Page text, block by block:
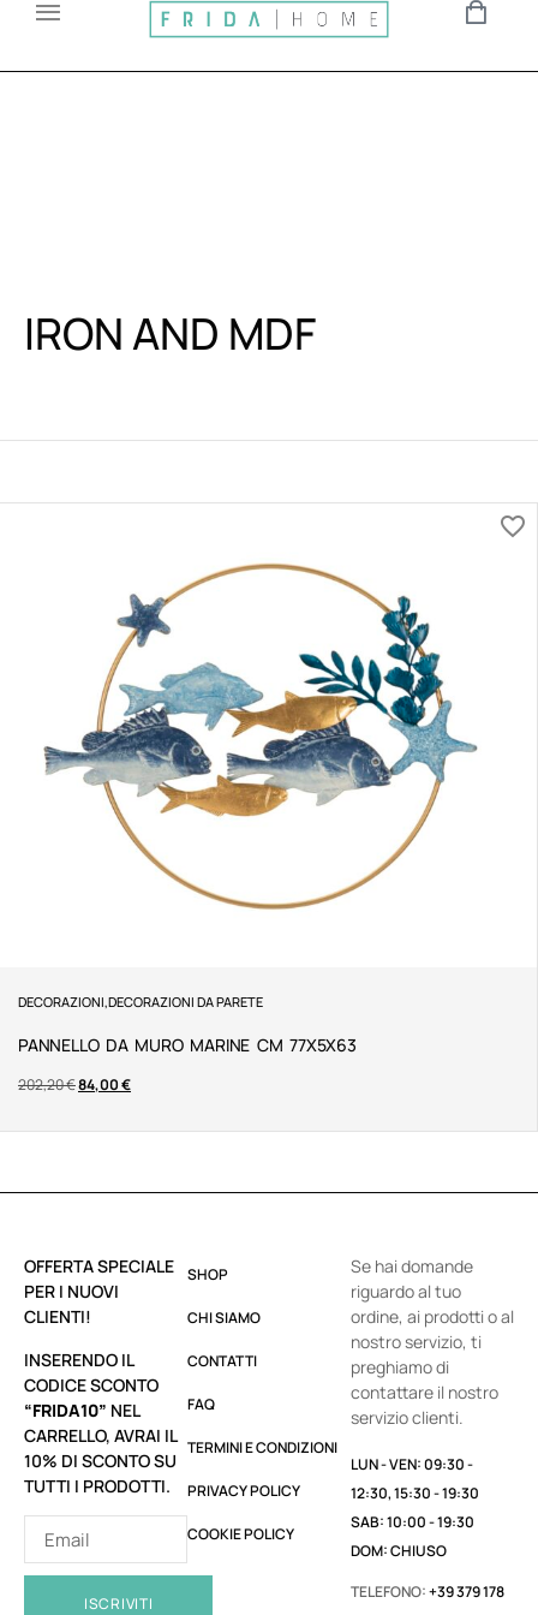
IRON AND MDF
DECORAZIONI,DECORAZIONI DA PARETE
PANNELLO DA MURO MARINE CM 77X5X63
202,20€84,00€
OFFERTA SPECIALE
PER I NUOVI
CLIENTI!
INSERENDO IL
CODICE SCONTO
“FRIDA10” NEL
CARRELLO, AVRAI IL
10% DI SCONTO SU
TUTTI I PRODOTTI.
ISCRIVITI
SHOP
CHI SIAMO
CONTATTI
FAQ
TERMINI E CONDIZIONI
PRIVACY POLICY
COOKIE POLICY
Se hai domande
riguardo al tuo
ordine, ai prodotti o al
nostro servizio, ti
preghiamo di
contattare il nostro
servizio clienti.
LUN - VEN: 09:30 -
12:30, 15:30 - 19:30
SAB: 10:00 - 19:30
DOM: CHIUSO
TELEFONO:+39 379 178